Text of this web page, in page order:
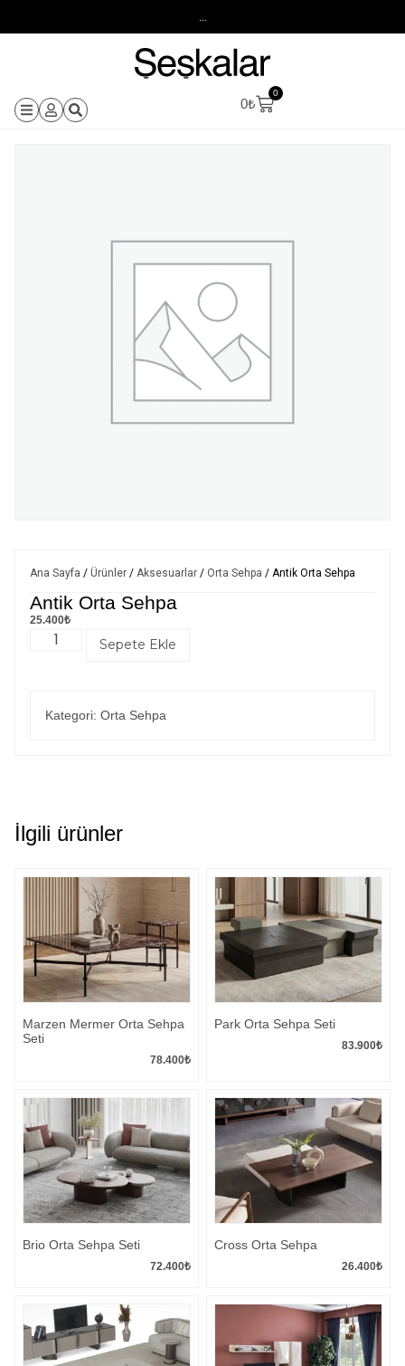
0₺
0
Ana Sayfa / Ürünler / Aksesuarlar / Orta Sehpa / Antik Orta Sehpa
Antik Orta Sehpa
25.400₺
Sepete Ekle
Kategori: Orta Sehpa
İlgili ürünler
Marzen Mermer Orta Sehpa
Seti
78.400₺
Park Orta Sehpa Seti
83.900₺
Brio Orta Sehpa Seti
72.400₺
Cross Orta Sehpa
26.400₺